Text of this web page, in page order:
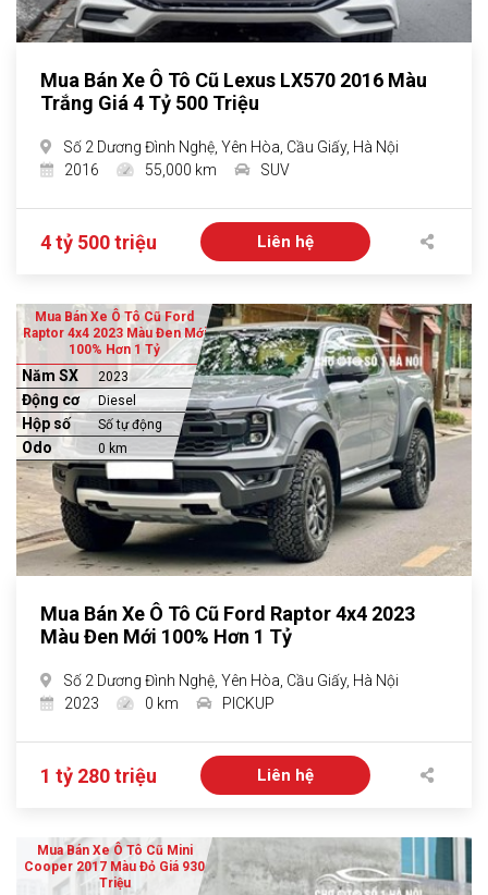
Mua Bán Xe Ô Tô Cũ Lexus LX570 2016 Màu
Trắng Giá 4 Tỷ 500 Triệu
Số 2 Dương Đình Nghệ, Yên Hòa, Cầu Giấy, Hà Nội
2016
55,000 km SUV
4 tỷ 500 triệu Liên hệ
Mua Bán Xe Ô Tô Cũ Ford
Raptor 4x4 2023 Màu Đen Mới
100% Hơn 1 Tỷ
Năm SX 2023
Động cơ Diesel
Hộp số Số tự động
Odo 0 km
Mua Bán Xe Ô Tô Cũ Ford Raptor 4x4 2023
Màu Đen Mới 100% Hơn 1 Tỷ
Số 2 Dương Đình Nghệ, Yên Hòa, Cầu Giấy, Hà Nội
2023
0 km PICKUP
1 tỷ 280 triệu Liên hệ
Mua Bán Xe Ô Tô Cũ Mini
Cooper 2017 Màu Đỏ Giá 930
Triệu